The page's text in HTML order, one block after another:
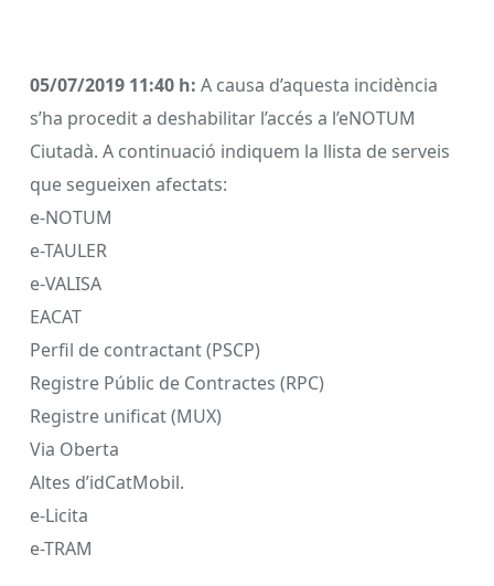
05/07/2019 11:40 h: A causa d’aquesta incidència
s’ha procedit a deshabilitar l’accés a l’eNOTUM
Ciutadà. A continuació indiquem la llista de serveis
que segueixen afectats:
e-NOTUM
e-TAULER
e-VALISA
EACAT
Perfil de contractant (PSCP)
Registre Públic de Contractes (RPC)
Registre unificat (MUX)
Via Oberta
Altes d’idCatMobil.
e-Licita
e-TRAM